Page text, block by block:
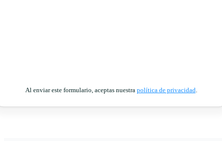
Al enviar este formulario, aceptas nuestra política de privacidad